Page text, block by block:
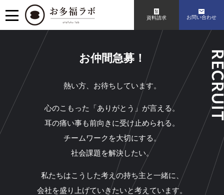
資料請求 お問い合わせ
お仲間急募！
熱い方、お待ちしています。
心のこもった「ありがとう」が言える。
耳の痛い事も前向きに受け止められる。
チームワークを大切にする。
社会課題を解決したい。
私たちはこうした考えの持ち主と一緒に、
会社を盛り上げていきたいと考えています。